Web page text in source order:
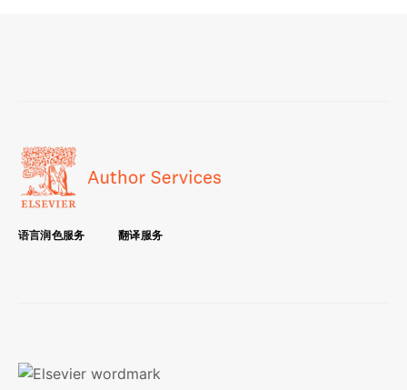
语言润色服务 翻译服务